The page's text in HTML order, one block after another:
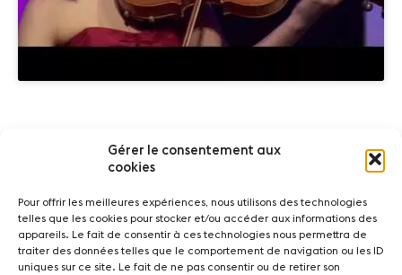
Gérer le consentement aux
cookies
Pour offrir les meilleures expériences, nous utilisons des technologies
telles que les cookies pour stocker et/ou accéder aux informations des
appareils. Le fait de consentir à ces technologies nous permettra de
traiter des données telles que le comportement de navigation ou les ID
uniques sur ce site. Le fait de ne pas consentir ou de retirer son
Partenaires